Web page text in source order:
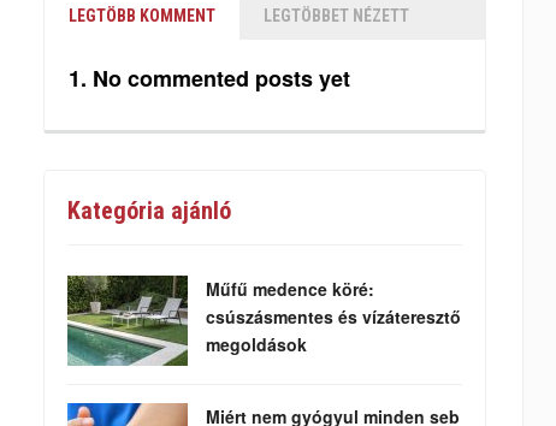
LEGTÖBB KOMMENT LEGTÖBBET NÉZETT
No commented posts yet
Kategória ajánló
Műfű medence köré:
csúszásmentes és vízáteresztő
megoldások
Miért nem gyógyul minden seb